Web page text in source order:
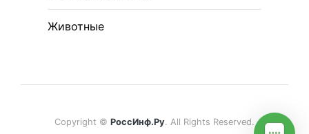
Животные
Copyright © РоссИнф.Ру. All Rights Reserved.